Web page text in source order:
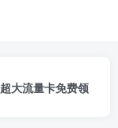
超大流量卡免费领